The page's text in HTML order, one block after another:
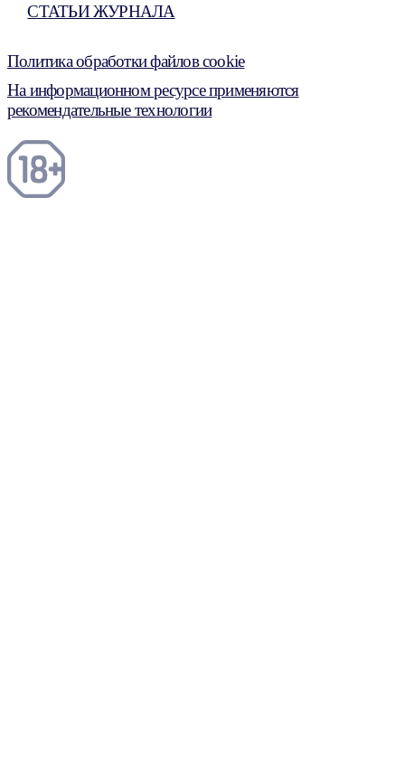
СТАТЬИ ЖУРНАЛА
Политика обработки файлов cookie
На информационном ресурсе применяются
рекомендательные технологии